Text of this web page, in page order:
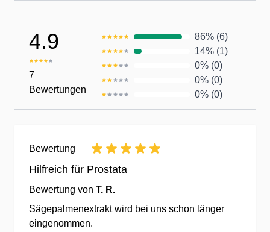
Unser qualifiziertes Team kümmert sich
persönlich um Ihre Wünsche,
Bestellungen & Anfragen
✔Kauf ohne Risiko - 14 Tage
Rückgaberecht
Der Kunde im Mittelpunkt
4.9
7
Bewertungen
86% (6)
14% (1)
0% (0)
0% (0)
0% (0)
Bewertung
Hilfreich für Prostata
Bewertung von T. R.
Sägepalmenextrakt wird bei uns schon länger
eingenommen.